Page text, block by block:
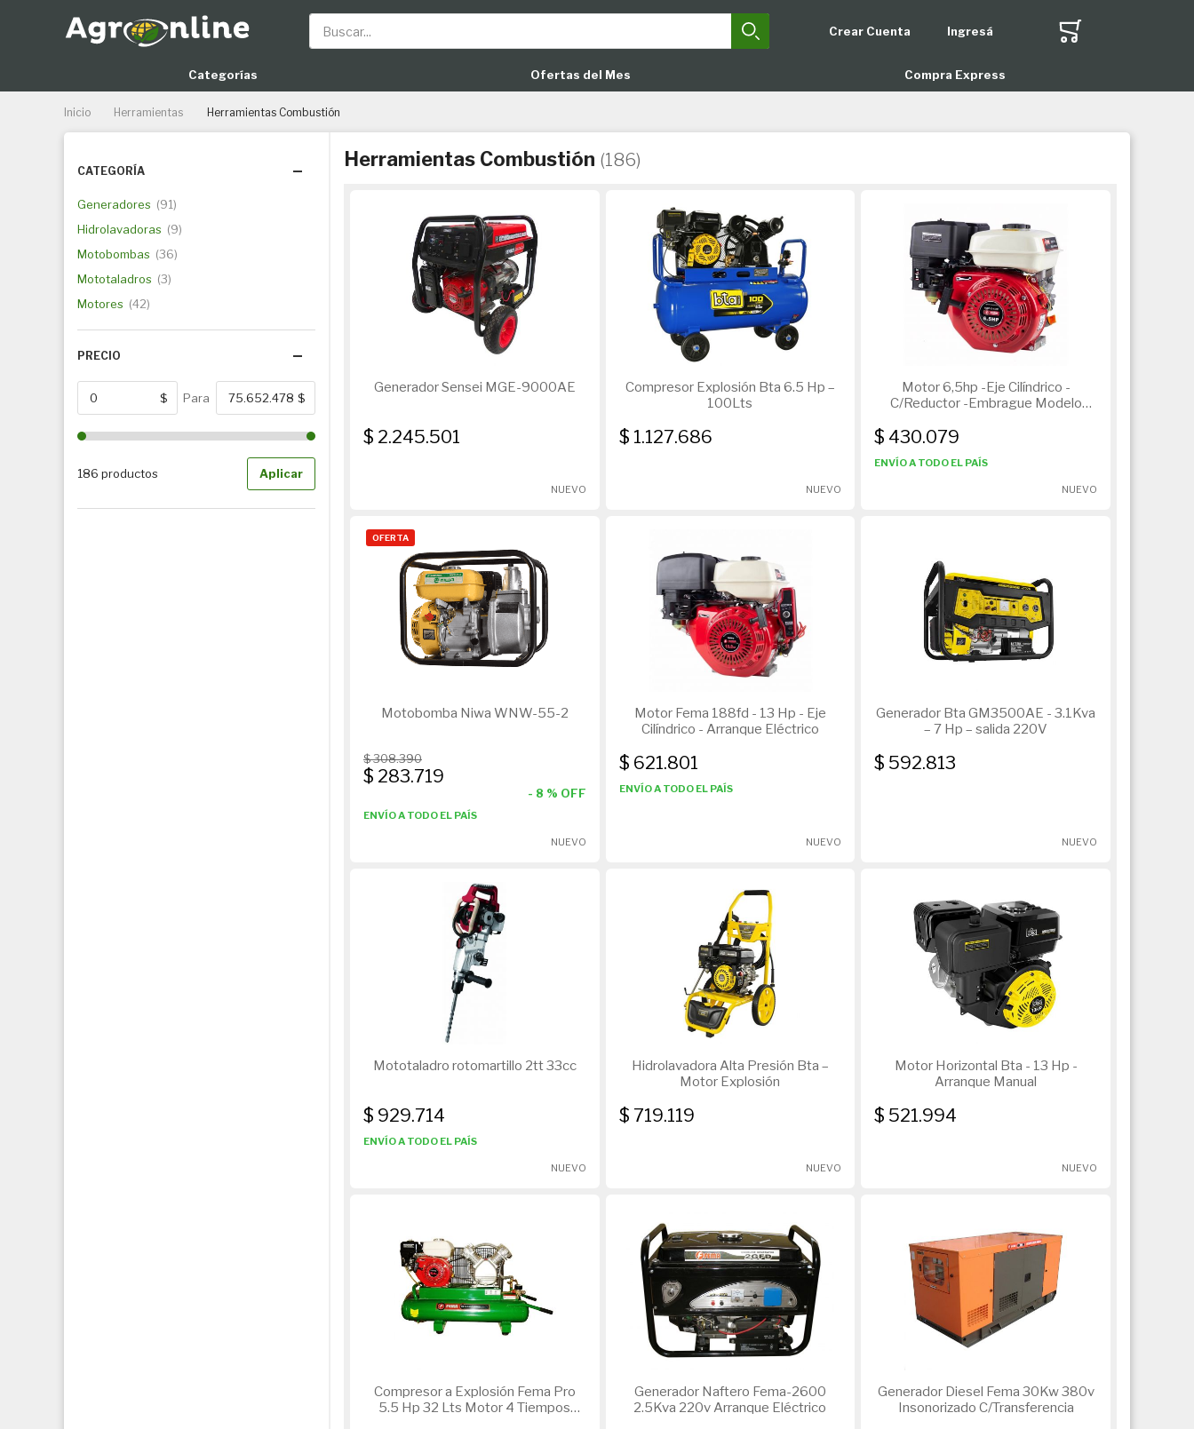
Buscar
Close searchBuscar Crear Cuenta Ingresá
Categorías Ofertas del Mes Compra Express
Inicio Herramientas Herramientas Combustión
Herramientas Combustión (186)
Generador Sensei MGE-9000AE
$ 2.245.501
NUEVO
Compresor Explosión Bta 6.5 Hp –
100Lts
$ 1.127.686
NUEVO
Motor 6,5hp -Eje Cilíndrico -
C/Reductor -Embrague Modelo
$ 430.079
ENVÍO A TODO EL PAÍS
NUEVO
OFERTA
Motobomba Niwa WNW-55-2
$ 283.719
$ 308.390
- 8 % OFF
ENVÍO A TODO EL PAÍS
NUEVO
Motor Fema 188fd - 13 Hp - Eje
Cilíndrico - Arranque Eléctrico
$ 621.801
ENVÍO A TODO EL PAÍS
NUEVO
Generador Bta GM3500AE - 3.1Kva
– 7 Hp – salida 220V
$ 592.813
NUEVO
Mototaladro rotomartillo 2tt 33cc
$ 929.714
ENVÍO A TODO EL PAÍS
NUEVO
Hidrolavadora Alta Presión Bta –
Motor Explosión
$ 719.119
NUEVO
Motor Horizontal Bta - 13 Hp -
Arranque Manual
$ 521.994
NUEVO
Compresor a Explosión Fema Pro
5.5 Hp 32 Lts Motor 4 Tiempos
Generador Naftero Fema-2600
2.5Kva 220v Arranque Eléctrico
Generador Diesel Fema 30Kw 380v
Insonorizado C/Transferencia
CATEGORÍA
Generadores
91
Hidrolavadoras
9
Motobombas
36
Mototaladros
3
Motores
42
PRECIO
De $ Para $
186 productos Aplicar